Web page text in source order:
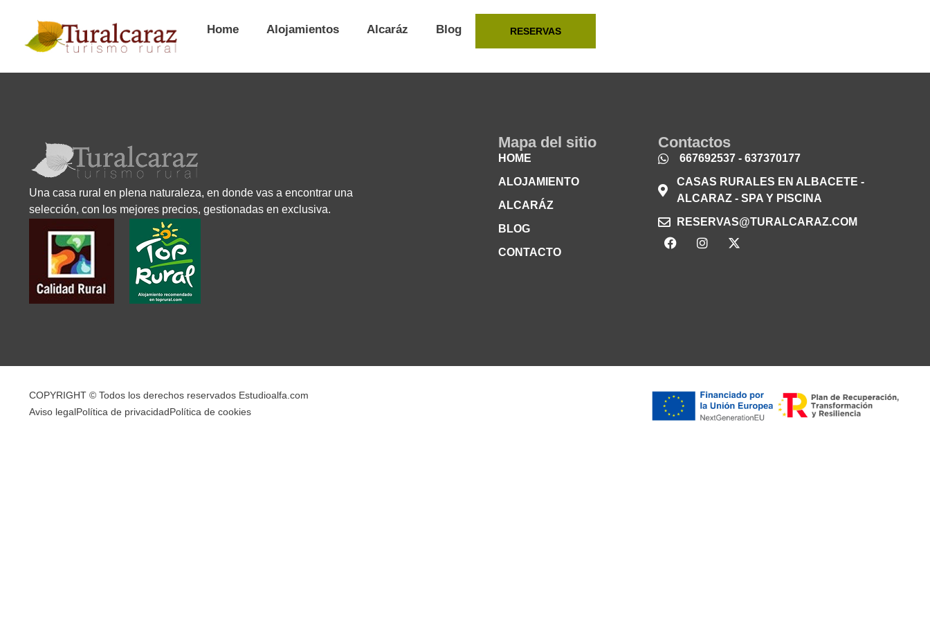
Home Alojamientos Alcaráz Blog RESERVAS
Una casa rural en plena naturaleza, en donde vas a encontrar una
selección, con los mejores precios, gestionadas en exclusiva.
Mapa del sitio
HOME
ALOJAMIENTO
ALCARÁZ
BLOG
CONTACTO
Contactos
667692537 - 637370177
CASAS RURALES EN ALBACETE -
ALCARAZ - SPA Y PISCINA
RESERVAS@TURALCARAZ.COM
COPYRIGHT © Todos los derechos reservados Estudioalfa.com
Aviso legalPolítica de privacidadPolítica de cookies